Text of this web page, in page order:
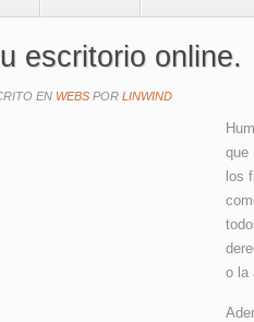
escritorio online.
EN WEBS POR LINWIND
que
los
o la